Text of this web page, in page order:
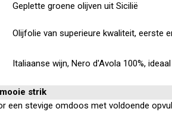
Geplette groene olijven uit Sicilië
Olijfolie van superieure kwaliteit, eerste
Italiaanse wijn, Nero d'Avola 100%,
strik
een stevige omdoos met voldoende